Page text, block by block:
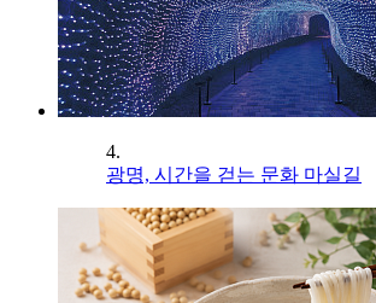
4.
광명, 시간을 걷는 문화 마실길